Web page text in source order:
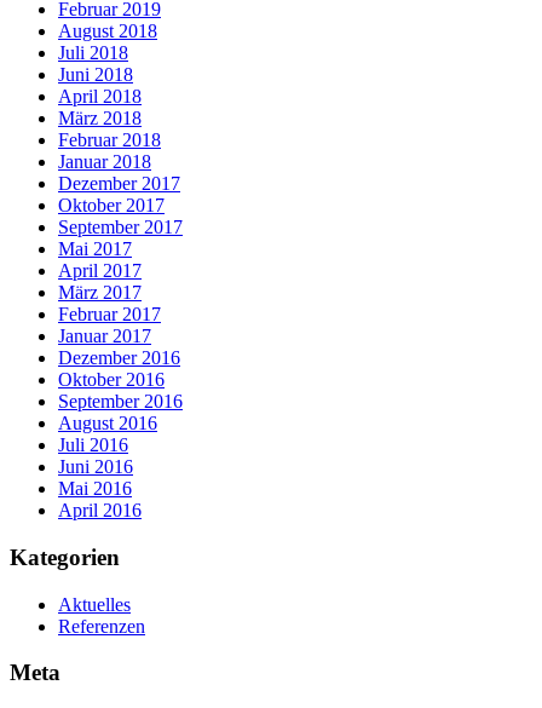
Februar 2019
August 2018
Juli 2018
Juni 2018
April 2018
März 2018
Februar 2018
Januar 2018
Dezember 2017
Oktober 2017
September 2017
Mai 2017
April 2017
März 2017
Februar 2017
Januar 2017
Dezember 2016
Oktober 2016
September 2016
August 2016
Juli 2016
Juni 2016
Mai 2016
April 2016
Kategorien
Aktuelles
Referenzen
Meta